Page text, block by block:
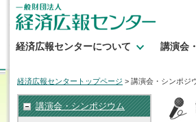
経済広報センターについて 講演会
経済広報センタートップページ > 講演会・シンポジ
講演会・シンポジウム